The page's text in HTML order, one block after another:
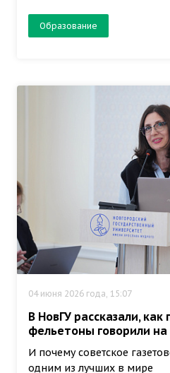
Образование
04 июня 2026 года, 15:07
В НовГУ рассказали,
фельетоны говорили
И почему советское
одним из лучших в мире